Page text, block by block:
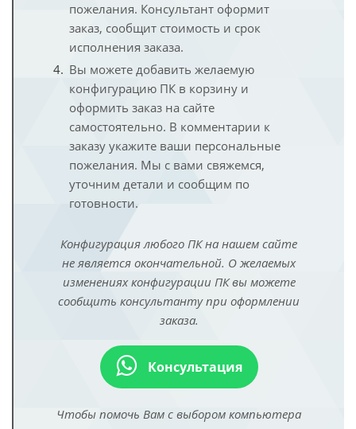
пожелания. Консультант оформит
заказ, сообщит стоимость и срок
исполнения заказа.
Вы можете добавить желаемую
конфигурацию ПК в корзину и
оформить заказ на сайте
самостоятельно. В комментарии к
заказу укажите ваши персональные
пожелания. Мы с вами свяжемся,
уточним детали и сообщим по
готовности.
Конфигурация любого ПК на нашем сайте
не является окончательной. О желаемых
изменениях конфигурации ПК вы можете
сообщить консультанту при оформлении
заказа.
Консультация
Чтобы помочь Вам с выбором компьютера